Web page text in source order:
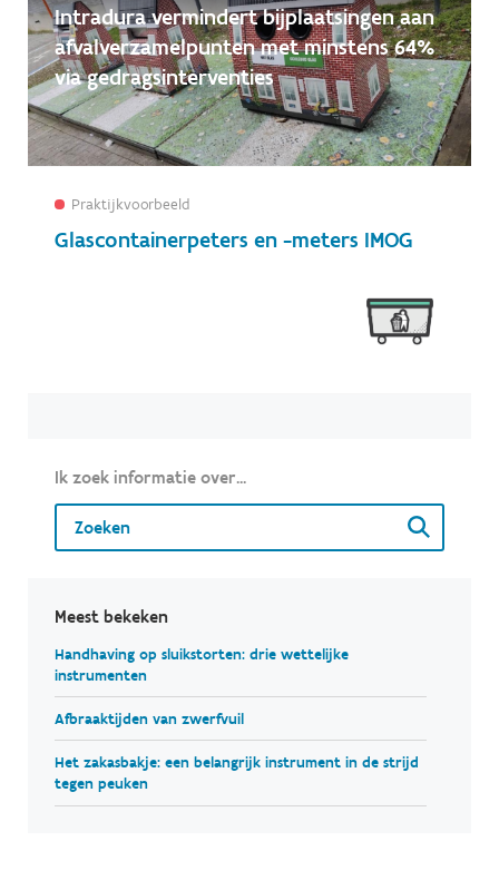
Intradura vermindert bijplaatsingen aan
afvalverzamelpunten met minstens 64%
via gedragsinterventies
Glascontainerpeters en -meters IMOG
Praktijkvoorbeeld
Ik zoek informatie over...
Meest bekeken
Handhaving op sluikstorten: drie wettelijke
instrumenten
Afbraaktijden van zwerfvuil
Het zakasbakje: een belangrijk instrument in de strijd
tegen peuken